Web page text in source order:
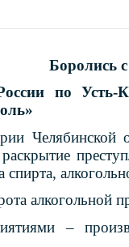
Боролись
по Усть-
Челябинской
алкогольной
–